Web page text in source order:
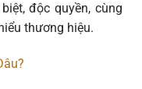
độc quyền, cùng
thương hiệu.